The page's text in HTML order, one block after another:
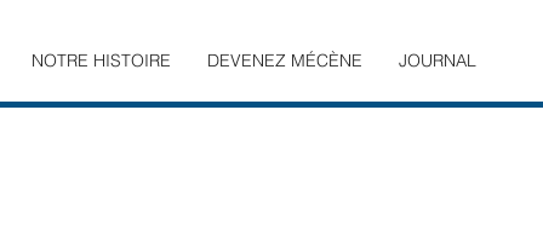
NOTRE HISTOIRE DEVENEZ MÉCÈNE JOURNAL